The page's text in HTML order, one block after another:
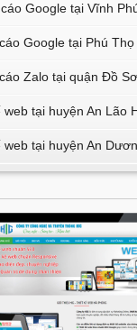
Google tại Vĩnh
Google tại Phú
Zalo tại quận Đồ
web tại huyện An Lão
web tại huyện An